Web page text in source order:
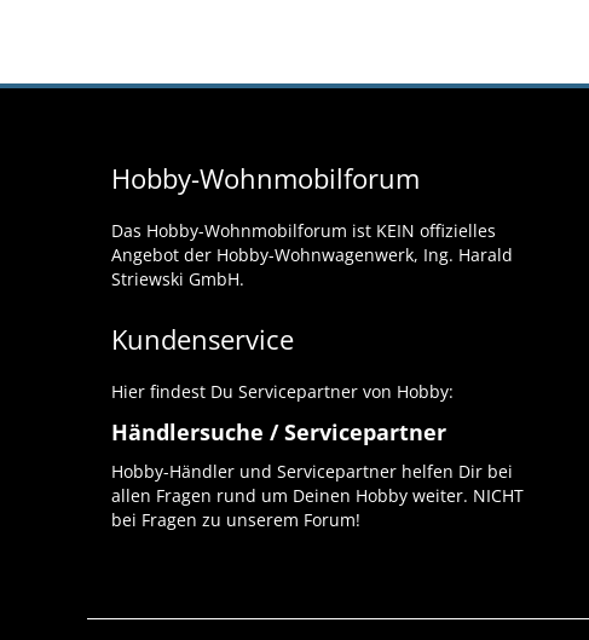
Hobby-Wohnmobilforum
Das Hobby-Wohnmobilforum ist KEIN offizielles
Angebot der Hobby-Wohnwagenwerk, Ing. Harald
Striewski GmbH.
Kundenservice
Hier findest Du Servicepartner von Hobby:
Händlersuche / Servicepartner
Hobby-Händler und Servicepartner helfen Dir bei
allen Fragen rund um Deinen Hobby weiter. NICHT
bei Fragen zu unserem Forum!